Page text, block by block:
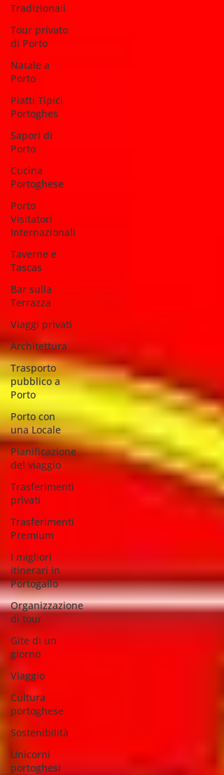
Tradizionali
Tour privato
di Porto
Natale a
Porto
Piatti Tipici
Portoghes
Sapori di
Porto
Cucina
Portoghese
Porto
Visitatori
Internazionali
Taverne e
Tascas
Bar sulla
Terrazza
Viaggi privati
Architettura
Trasporto
pubblico a
Porto
Porto con
una Locale
Pianificazione
del viaggio
Trasferimenti
privati
Trasferimenti
Premium
I migliori
itinerari in
Portogallo
Organizzazione
di tour
Gite di un
giorno
Viaggio
Cultura
portoghese
Sostenibilità
Unicorni
portoghesi